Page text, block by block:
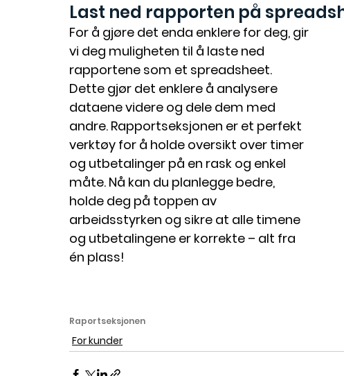
Last ned rapporten på
For å gjøre det enda enklere for deg, gir
vi deg muligheten til å laste ned
rapportene som et spreadsheet.
Dette gjør det enklere å analysere
dataene videre og dele dem med
andre. Rapportseksjonen er et perfekt
verktøy for å holde oversikt over timer
og utbetalinger på en rask og enkel
måte. Nå kan du planlegge bedre,
holde deg på toppen av
arbeidsstyrken og sikre at alle timene
og utbetalingene er korrekte – alt fra
én plass!
Raportseksjonen
For kunder